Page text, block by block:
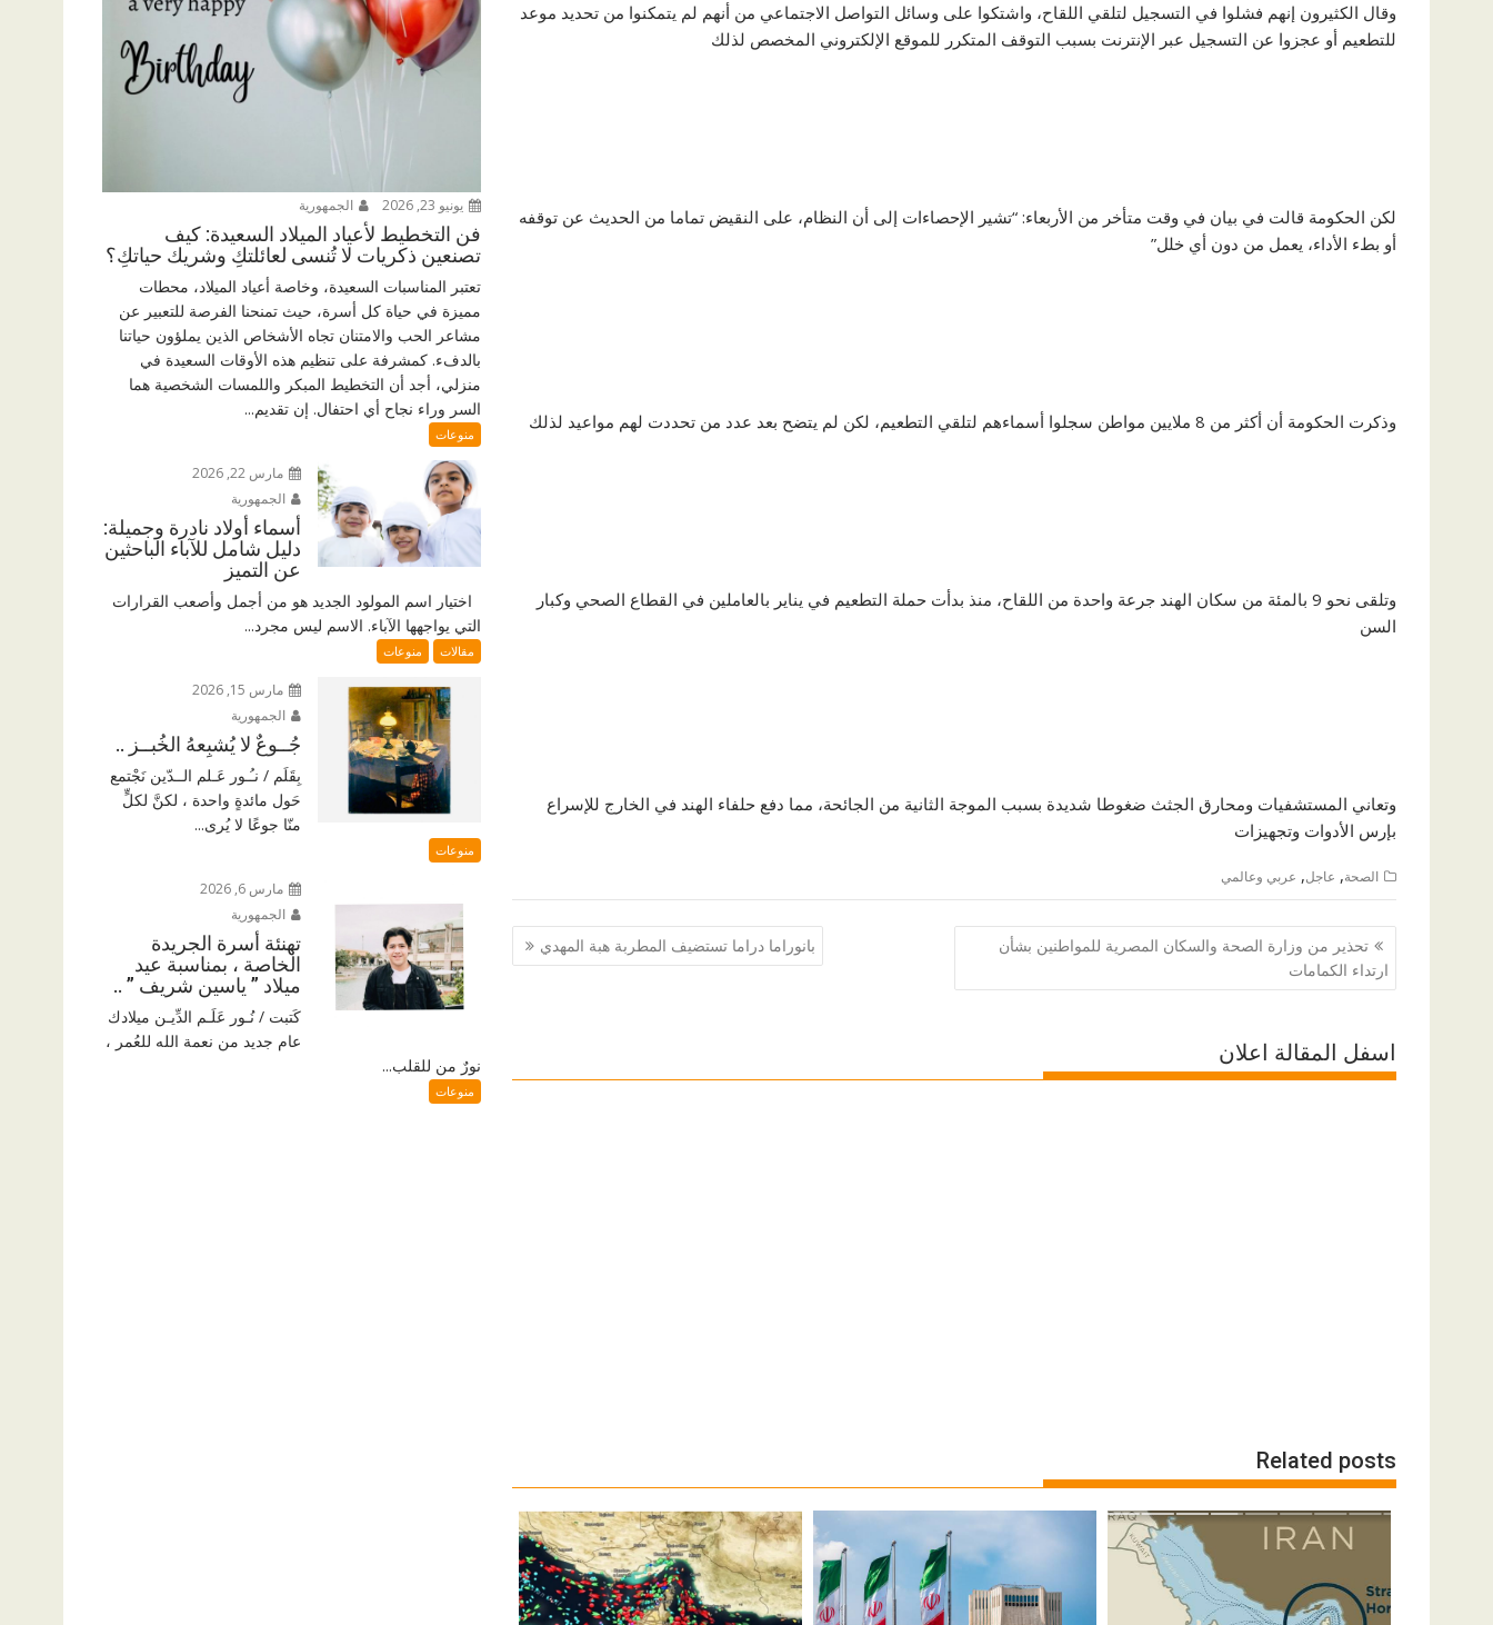
وقال الكثيرون إنهم فشلوا في التسجيل لتلقي اللقاح، واشتكوا على وسائل التواصل الاجتماعي من أنهم لم يتمكنوا من تحديد موعد
للتطعيم أو عجزوا عن التسجيل عبر الإنترنت بسبب التوقف المتكرر للموقع الإلكتروني المخصص لذلك
لكن الحكومة قالت في بيان في وقت متأخر من الأربعاء: “تشير الإحصاءات إلى أن النظام، على النقيض تماما من الحديث عن توقفه
أو بطء الأداء، يعمل من دون أي خلل”
وذكرت الحكومة أن أكثر من 8 ملايين مواطن سجلوا أسماءهم لتلقي التطعيم، لكن لم يتضح بعد عدد من تحددت لهم مواعيد لذلك
وتلقى نحو 9 بالمئة من سكان الهند جرعة واحدة من اللقاح، منذ بدأت حملة التطعيم في يناير بالعاملين في القطاع الصحي وكبار
السن
وتعاني المستشفيات ومحارق الجثث ضغوطا شديدة بسبب الموجة الثانية من الجائحة، مما دفع حلفاء الهند في الخارج للإسراع
بإرس الأدوات وتجهيزات
الصحة, عاجل, عربي وعالمي
تصفّح
المقالات
تحذير من وزارة الصحة والسكان المصرية للمواطنين بشأن
ارتداء الكمامات
بانوراما دراما تستضيف المطربة هبة المهدي
اسفل المقالة اعلان
Related posts
يونيو 23, 2026 الجمهورية
فن التخطيط لأعياد الميلاد السعيدة: كيف
تصنعين ذكريات لا تُنسى لعائلتكِ وشريك حياتكِ؟
تعتبر المناسبات السعيدة، وخاصة أعياد الميلاد، محطات
مميزة في حياة كل أسرة، حيث تمنحنا الفرصة للتعبير عن
مشاعر الحب والامتنان تجاه الأشخاص الذين يملؤون حياتنا
بالدفء. كمشرفة على تنظيم هذه الأوقات السعيدة في
منزلي، أجد أن التخطيط المبكر واللمسات الشخصية هما
السر وراء نجاح أي احتفال. إن تقديم...
منوعات
مارس 22, 2026
الجمهورية
أسماء أولاد نادرة وجميلة:
دليل شامل للآباء الباحثين
عن التميز
اختيار اسم المولود الجديد هو من أجمل وأصعب القرارات
التي يواجهها الآباء. الاسم ليس مجرد...
مقالات منوعات
مارس 15, 2026
الجمهورية
جُــوعٌ لا يُشبِعهُ الخُبــز ..
بِقَلَم / نـُـور عَـلم الــدّين نَجْتمع
حَول مائدةٍ واحدة ، لكنَّ لكلٍّ
منّا جوعًا لا يُرى...
منوعات
مارس 6, 2026
الجمهورية
تهنئة أسرة الجريدة
الخاصة ، بمناسبة عيد
ميلاد ” ياسين شريف ” ..
كَتبت / نُـور عَلَـم الدِّيـن ميلادك
عام جديد من نعمة الله للعُمر ،
نورٌ من للقلب...
منوعات